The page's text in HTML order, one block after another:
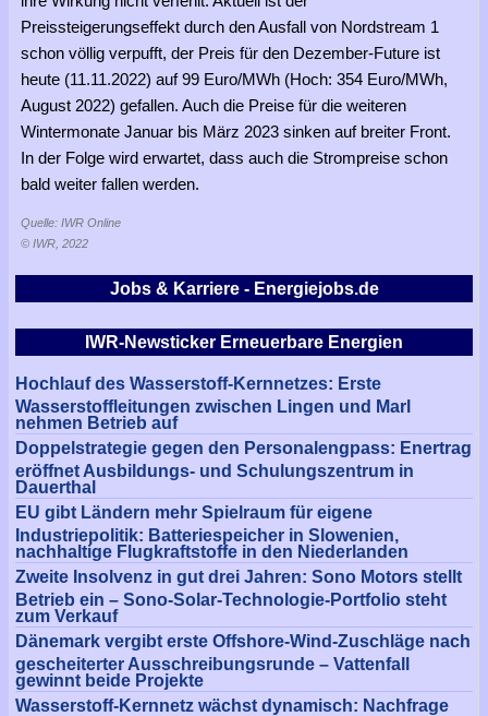
Preissteigerungseffekt durch den Ausfall von Nordstream 1
schon völlig verpufft, der Preis für den Dezember-Future ist
heute (11.11.2022) auf 99 Euro/MWh (Hoch: 354 Euro/MWh,
August 2022) gefallen. Auch die Preise für die weiteren
Wintermonate Januar bis März 2023 sinken auf breiter Front.
In der Folge wird erwartet, dass auch die Strompreise schon
bald weiter fallen werden.
Quelle: IWR Online
© IWR, 2022
Jobs & Karriere - Energiejobs.de
IWR-Newsticker Erneuerbare Energien
Hochlauf des Wasserstoff-Kernnetzes: Erste
Wasserstoffleitungen zwischen Lingen und Marl
nehmen Betrieb auf
Doppelstrategie gegen den Personalengpass: Enertrag
eröffnet Ausbildungs- und Schulungszentrum in
Dauerthal
EU gibt Ländern mehr Spielraum für eigene
Industriepolitik: Batteriespeicher in Slowenien,
nachhaltige Flugkraftstoffe in den Niederlanden
Zweite Insolvenz in gut drei Jahren: Sono Motors stellt
Betrieb ein – Sono-Solar-Technologie-Portfolio steht
zum Verkauf
Dänemark vergibt erste Offshore-Wind-Zuschläge nach
gescheiterter Ausschreibungsrunde – Vattenfall
gewinnt beide Projekte
Wasserstoff-Kernnetz wächst dynamisch: Nachfrage